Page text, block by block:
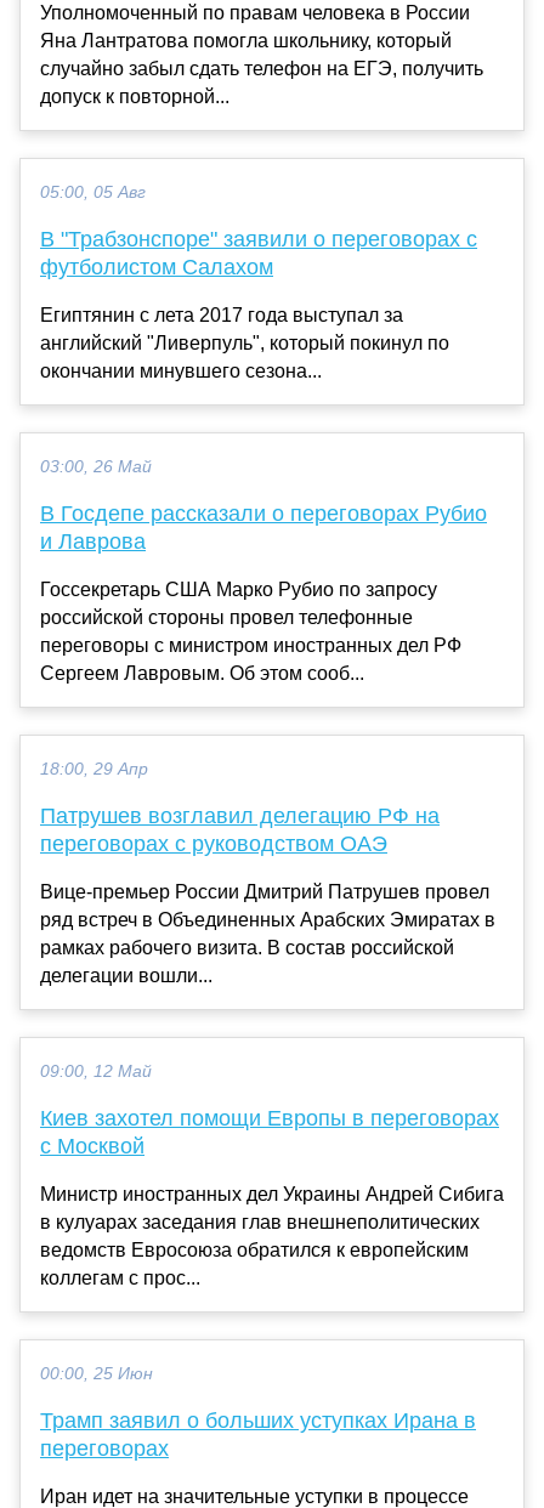
Уполномоченный по правам человека в России
Яна Лантратова помогла школьнику, который
случайно забыл сдать телефон на ЕГЭ, получить
допуск к повторной...
05:00, 05 Авг
В "Трабзонспоре" заявили о переговорах с
футболистом Салахом
Египтянин с лета 2017 года выступал за
английский "Ливерпуль", который покинул по
окончании минувшего сезона...
03:00, 26 Май
В Госдепе рассказали о переговорах Рубио
и Лаврова
Госсекретарь США Марко Рубио по запросу
российской стороны провел телефонные
переговоры с министром иностранных дел РФ
Сергеем Лавровым. Об этом сооб...
18:00, 29 Апр
Патрушев возглавил делегацию РФ на
переговорах с руководством ОАЭ
Вице-премьер России Дмитрий Патрушев провел
ряд встреч в Объединенных Арабских Эмиратах в
рамках рабочего визита. В состав российской
делегации вошли...
09:00, 12 Май
Киев захотел помощи Европы в переговорах
с Москвой
Министр иностранных дел Украины Андрей Сибига
в кулуарах заседания глав внешнеполитических
ведомств Евросоюза обратился к европейским
коллегам с прос...
00:00, 25 Июн
Трамп заявил о больших уступках Ирана в
переговорах
Иран идет на значительные уступки в процессе